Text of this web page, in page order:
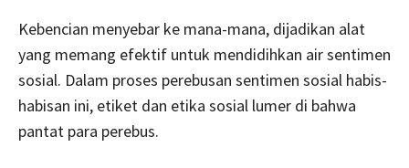
Kebencian menyebar ke mana-mana, dijadikan alat
yang memang efektif untuk mendidihkan air sentimen
sosial. Dalam proses perebusan sentimen sosial habis-
habisan ini, etiket dan etika sosial lumer di bahwa
pantat para perebus.